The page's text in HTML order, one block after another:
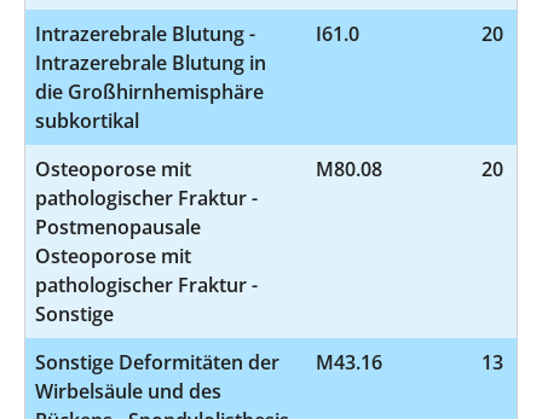
Intrazerebrale Blutung -
Intrazerebrale Blutung in
die Großhirnhemisphäre
subkortikal
I61.0 20
Osteoporose mit
pathologischer Fraktur -
Postmenopausale
Osteoporose mit
pathologischer Fraktur -
Sonstige
M80.08 20
Sonstige Deformitäten der
Wirbelsäule und des
M43.16 13